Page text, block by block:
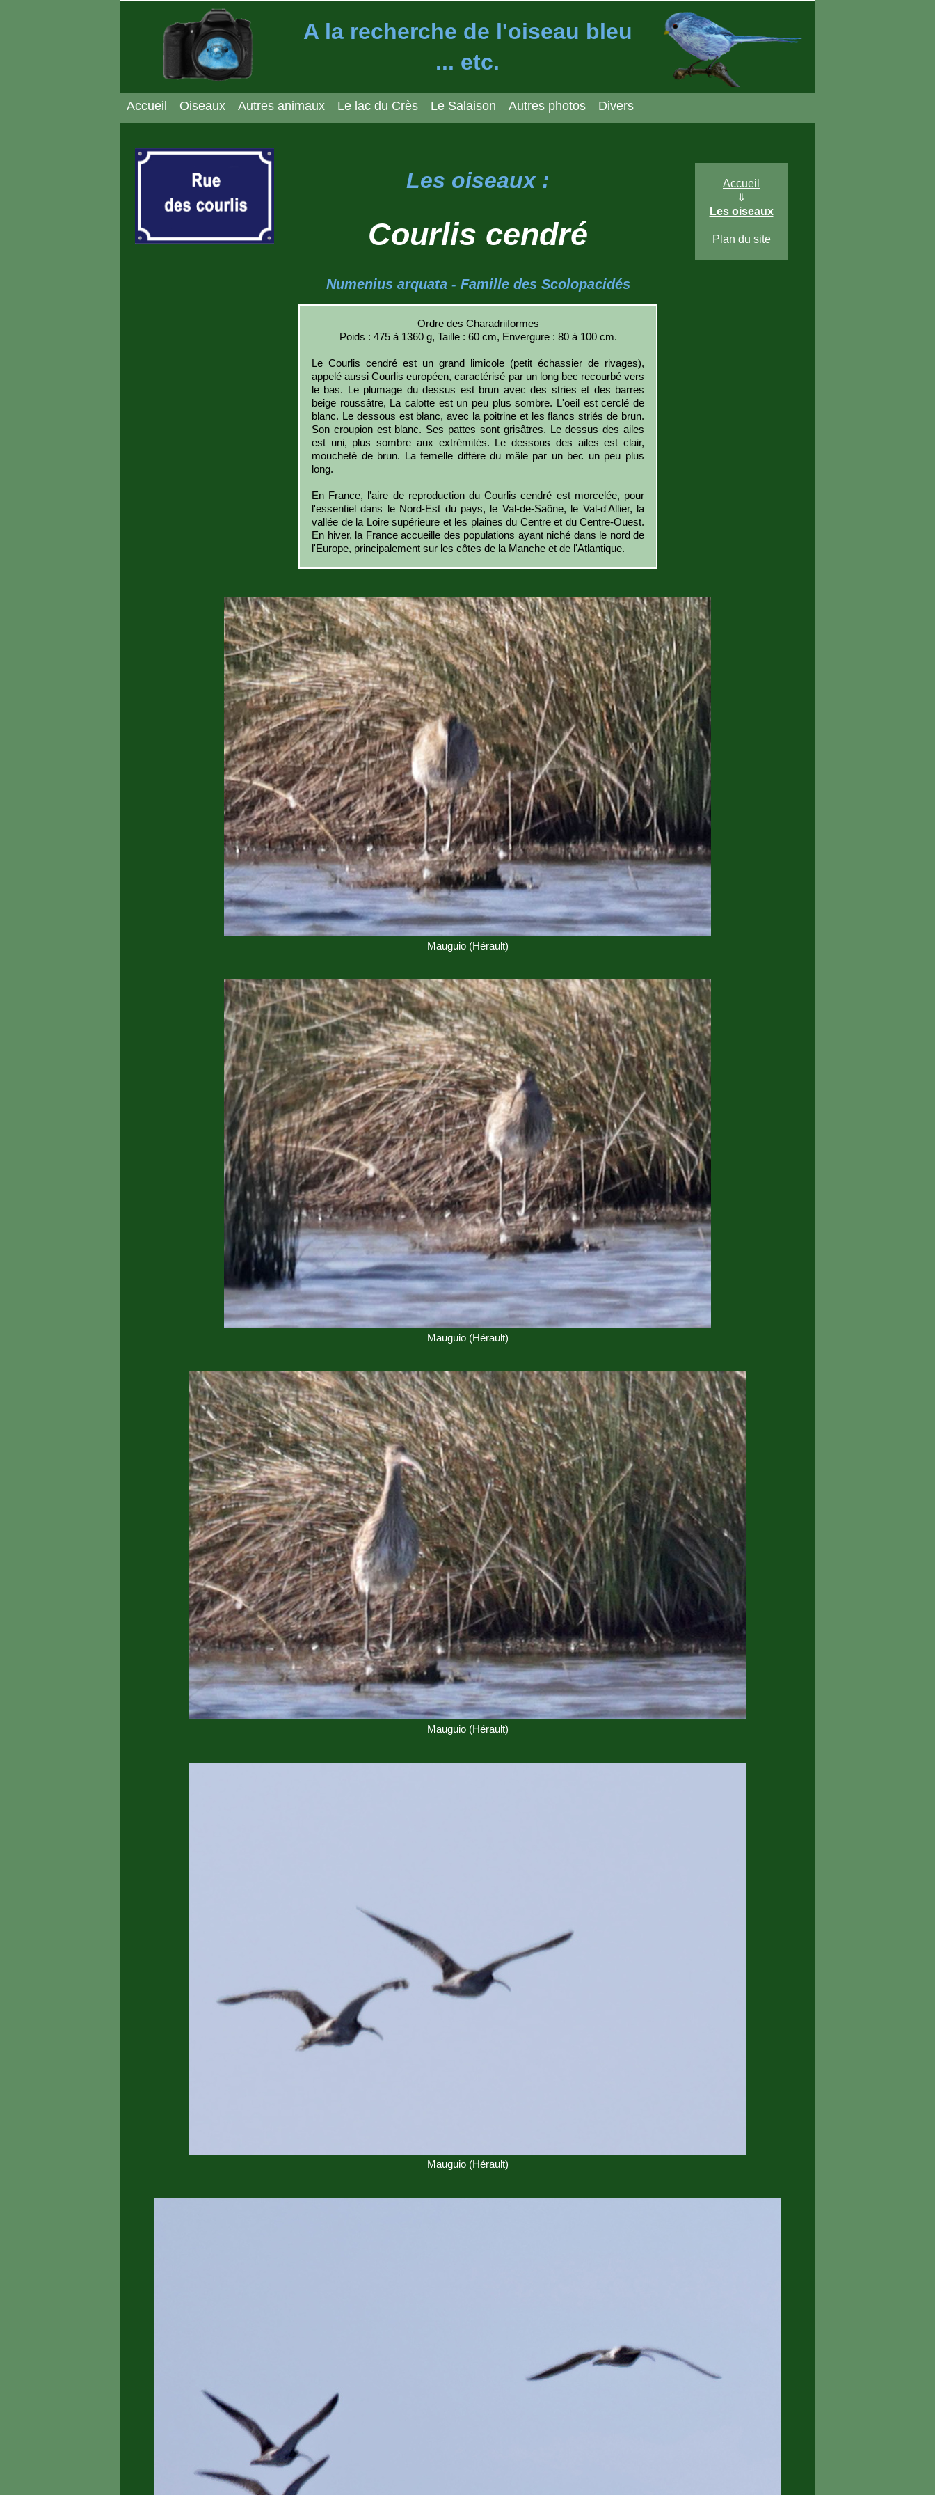
A la recherche de l'oiseau bleu
... etc.
Accueil Oiseaux Autres animaux Le lac du Crès Le Salaison Autres photos Divers
Les oiseaux :
Courlis cendré
Numenius arquata - Famille des Scolopacidés
Ordre des Charadriiformes
Poids : 475 à 1360 g, Taille : 60 cm, Envergure : 80 à 100 cm.
Le Courlis cendré est un grand limicole (petit échassier de rivages),
appelé aussi Courlis européen, caractérisé par un long bec recourbé vers
le bas. Le plumage du dessus est brun avec des stries et des barres
beige roussâtre, La calotte est un peu plus sombre. L'oeil est cerclé de
blanc. Le dessous est blanc, avec la poitrine et les flancs striés de brun.
Son croupion est blanc. Ses pattes sont grisâtres. Le dessus des ailes
est uni, plus sombre aux extrémités. Le dessous des ailes est clair,
moucheté de brun. La femelle diffère du mâle par un bec un peu plus
long.
En France, l'aire de reproduction du Courlis cendré est morcelée, pour
l'essentiel dans le Nord-Est du pays, le Val-de-Saône, le Val-d'Allier, la
vallée de la Loire supérieure et les plaines du Centre et du Centre-Ouest.
En hiver, la France accueille des populations ayant niché dans le nord de
l'Europe, principalement sur les côtes de la Manche et de l'Atlantique.
Accueil
⇓
Les oiseaux
Plan du site
Mauguio (Hérault)
Mauguio (Hérault)
Mauguio (Hérault)
Mauguio (Hérault)